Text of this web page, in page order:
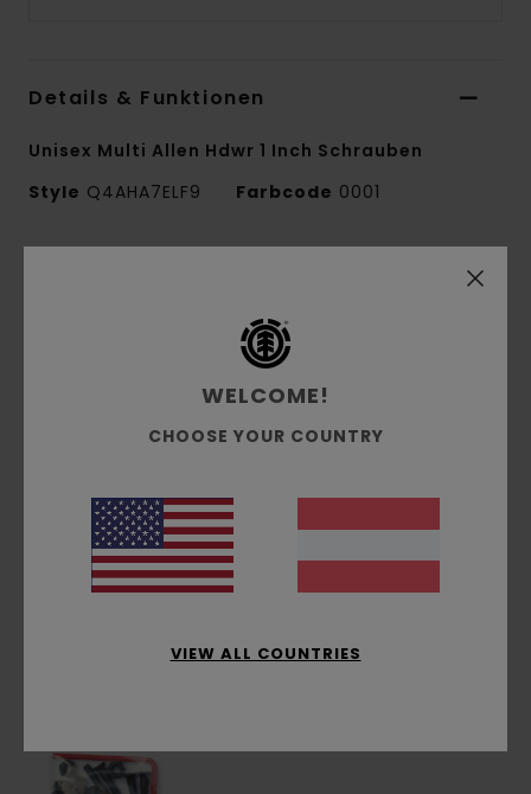
Details & Funktionen
Unisex Multi Allen Hdwr 1 Inch Schrauben
Style Q4AHA7ELF9 Farbcode 0001
Inklusive 8 schwarzen Schrauben, einer rot
Zusammensetzung[Hauptstoff] 100% Stahl
Versand & Rückversand
WELCOME!
CHOOSE YOUR COUNTRY
VIEW ALL COUNTRIES